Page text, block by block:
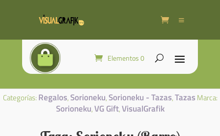
Elementos 0
Categorías: Regalos,Sorioneku,Sorioneku - Tazas,TazasMarca:
Sorioneku,VG Gift,VisualGrafik